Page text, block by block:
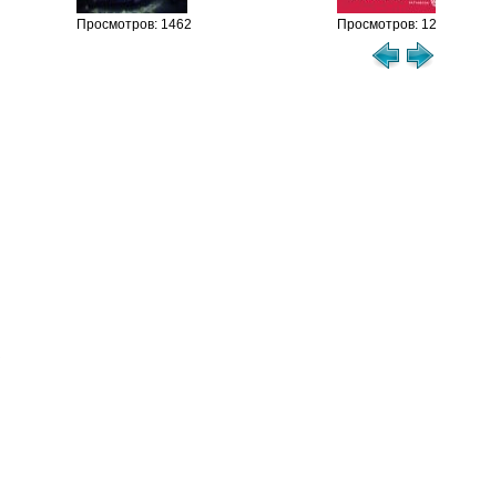
Просмотров: 1462 Просмотров: 1215